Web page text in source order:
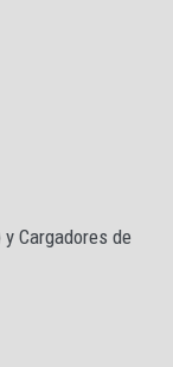
Cargadores de